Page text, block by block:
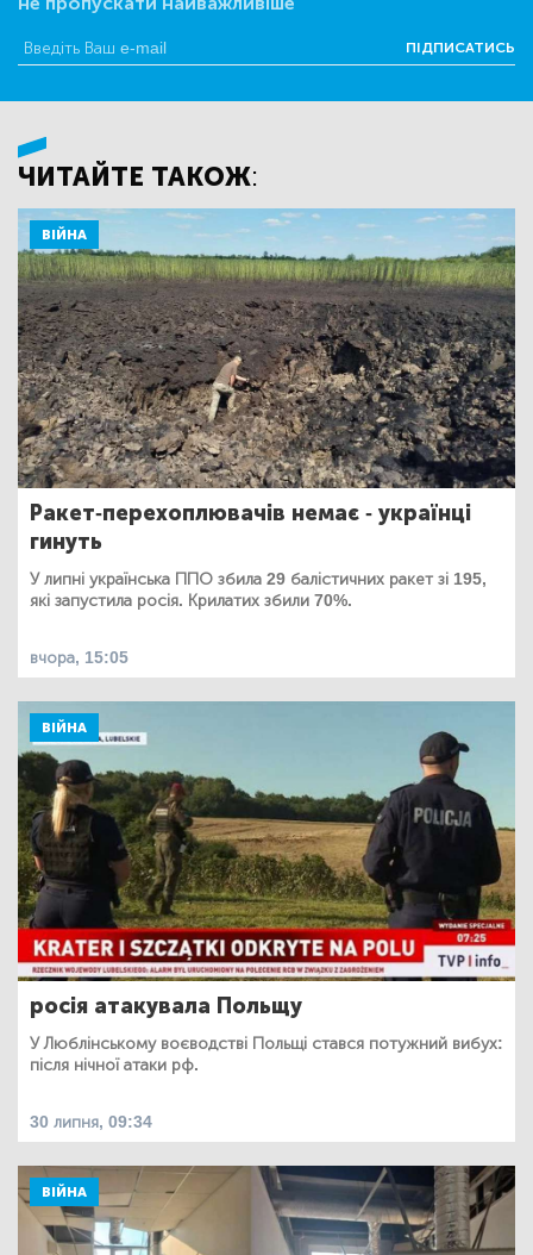
ПІДПИСАТИСЬ
ЧИТАЙТЕ ТАКОЖ:
ВІЙНА
Ракет-перехоплювачів немає - українці
гинуть
У липні українська ППО збила 29 балістичних ракет зі 195,
які запустила росія. Крилатих збили 70%.
вчора, 15:05
ВІЙНА
росія атакувала Польщу
У Люблінському воєводстві Польщі стався потужний вибух:
після нічної атаки рф.
30 липня, 09:34
ВІЙНА